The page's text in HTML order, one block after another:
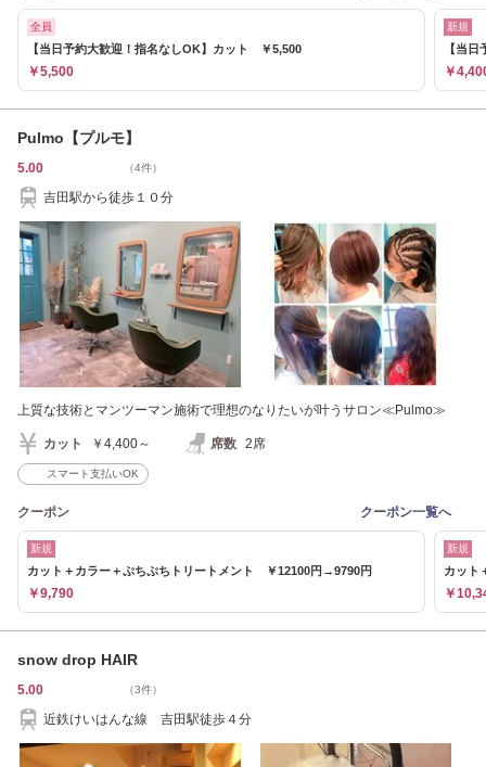
全員
【当日予約大歓迎！指名なしOK】カット ￥5,500
￥5,500
新規
【当
￥
Pulmo【プルモ】
5.00 （4件）
吉田駅から徒歩１０分
上質な技術とマンツーマン施術で理想のなりたいが叶うサロン≪Pulmo≫
カット ￥4,400～ 席数 2席
スマート支払いOK
クーポン クーポン一覧へ
新規
カット＋カラー＋ぷちぷちトリートメント ￥12100円→9790円
￥9,790
新規
カット
￥
snow drop HAIR
5.00 （3件）
近鉄けいはんな線 吉田駅徒歩４分